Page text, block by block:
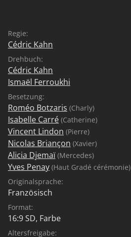
Regie:
Cédric Kahn
Drehbuch:
Cédric Kahn
Ismaël Ferroukhi
Besetzung:
Roméo Botzaris (Charly)
Isabelle Carré (Catherine)
Vincent Lindon (Pierre)
Nicolas Briançon (Xavier)
Alicia Djemaï (Mercedes)
Yves Penay (Haut Gradé cérémonie)
Originalsprache:
Französisch
Format:
16:9 SD, Farbe
Altersfreigabe: